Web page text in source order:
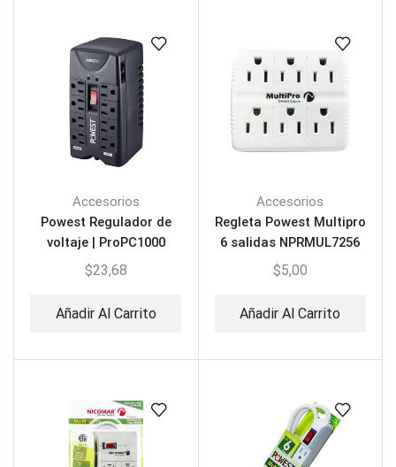
Accesorios
Powest Regulador de
voltaje | ProPC1000
Nicomar
$23,68
Añadir Al Carrito
Accesorios
Regleta Powest Multipro
6 salidas NPRMUL7256
$5,00
Añadir Al Carrito